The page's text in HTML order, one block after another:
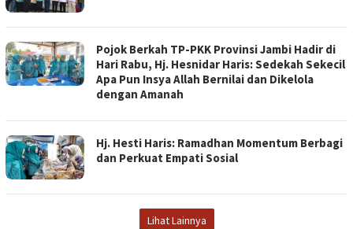
Pojok Berkah TP-PKK Provinsi Jambi Hadir di
Hari Rabu, Hj. Hesnidar Haris: Sedekah Sekecil
Apa Pun Insya Allah Bernilai dan Dikelola
dengan Amanah
Hj. Hesti Haris: Ramadhan Momentum Berbagi
dan Perkuat Empati Sosial
Lihat Lainnya